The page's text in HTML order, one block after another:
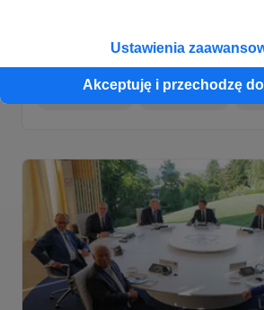
Ustawienia
Akceptuję i przechodzę
O strategii wobec Ukrainy | Jacek
Stefan, Świdziński, Budzisz